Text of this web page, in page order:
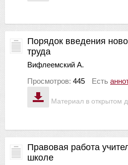
Материал в открытом
Порядок введения
труда
Вифлеемский А.
Просмотров: 445 Есть
Правовая работа
школе